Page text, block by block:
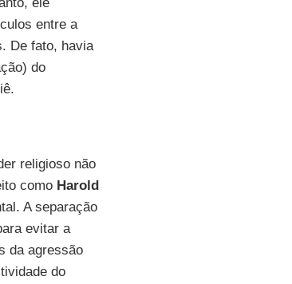
entre a
De fato, havia
do
religioso não
como Harold
A separação
evitar a
da agressão
do